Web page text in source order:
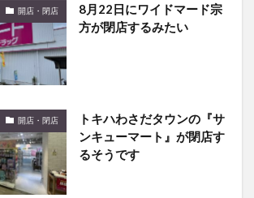
開店・閉店
8月22日にワイドマード宗
方が閉店するみたい
開店・閉店
トキハわさだタウンの『サ
ンキューマート』が閉店す
るそうです